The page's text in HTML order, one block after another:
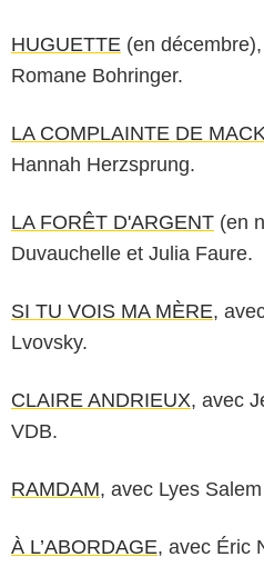
HUGUETTE (en
Romane Bohringer.
LA COMPLAINTE DE
Hannah Herzsprung.
LA FORÊT D'ARGENT (en
Duvauchelle et Julia Faure.
SI TU VOIS MA MÈRE,
Lvovsky.
CLAIRE ANDRIEUX, avec
VDB.
RAMDAM, avec Lyes
À L’ABORDAGE, avec Éric